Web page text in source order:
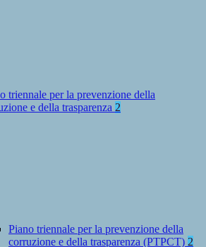
triennale per la prevenzione della
e della trasparenza 2
Piano triennale per la prevenzione della
corruzione e della trasparenza (PTPCT) 2